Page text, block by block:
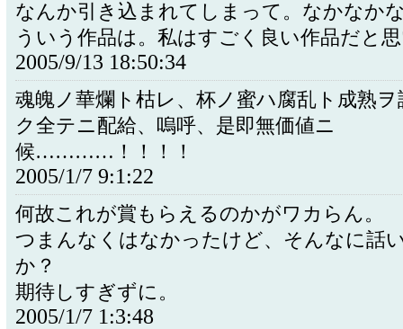
なんか引き込まれてしまって。なかなか
ういう作品は。私はすごく良い作品だと
2005/9/13 18:50:34
魂魄ノ華爛ト枯レ、杯ノ蜜ハ腐乱ト成熟
ク全テニ配給、嗚呼、是即無価値ニ
候…………！！！！
2005/1/7 9:1:22
何故これが賞もらえるのかがワカらん。
つまんなくはなかったけど、そんなに話
か？
期待しすぎずに。
2005/1/7 1:3:48